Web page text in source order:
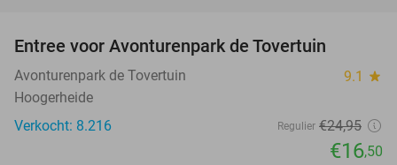
Entree voor Avonturenpark de Tovertuin
Avonturenpark de Tovertuin 9.1 star
Hoogerheide
Verkocht: 8.216
Regulier €24,95
€16,50